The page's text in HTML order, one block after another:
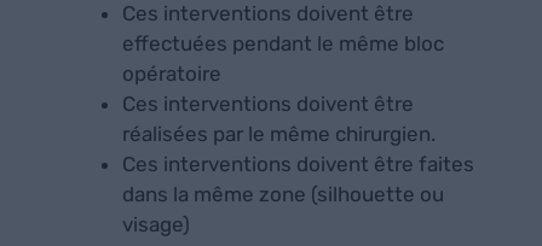
Ces interventions doivent être
effectuées pendant le même bloc
opératoire
Ces interventions doivent être
réalisées par le même chirurgien.
Ces interventions doivent être faites
dans la même zone (silhouette ou
visage)